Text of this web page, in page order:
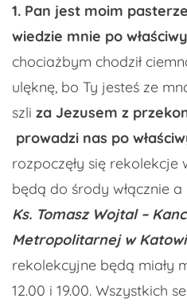
1. Pan jest moim
wiedzie mnie po
chociażbym chodził
ulęknę, bo Ty jesteś ze
szli za Jezusem z
prowadzi nas po
rozpoczęły się
będą do środy włącznie
Ks. Tomasz Wojtal –
Metropolitarnej w
rekolekcyjne będą miały
12.00 i 19.00. Wszystkich